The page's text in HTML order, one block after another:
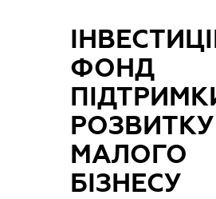
ФОНД
РОЗВИТКУ
МАЛОГО
БІЗНЕСУ